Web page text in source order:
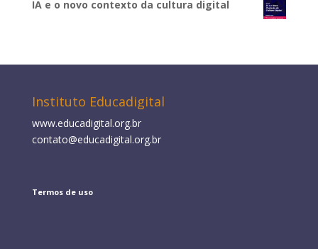
IA e o novo contexto da cultura digital
Instituto Educadigital
www.educadigital.org.br
contato@educadigital.org.br
Termos de uso